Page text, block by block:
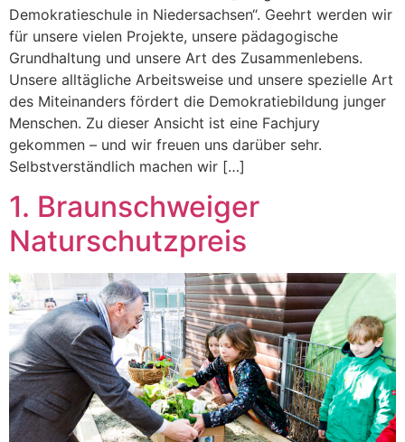
Demokratieschule in Niedersachsen“. Geehrt werden wir
für unsere vielen Projekte, unsere pädagogische
Grundhaltung und unsere Art des Zusammenlebens.
Unsere alltägliche Arbeitsweise und unsere spezielle Art
des Miteinanders fördert die Demokratiebildung junger
Menschen. Zu dieser Ansicht ist eine Fachjury
gekommen – und wir freuen uns darüber sehr.
Selbstverständlich machen wir […]
1. Braunschweiger
Naturschutzpreis